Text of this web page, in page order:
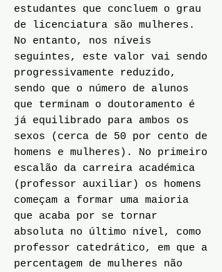
estudantes que concluem o grau
de licenciatura são mulheres.
No entanto, nos níveis
seguintes, este valor vai sendo
progressivamente reduzido,
sendo que o número de alunos
que terminam o doutoramento é
já equilibrado para ambos os
sexos (cerca de 50 por cento de
homens e mulheres). No primeiro
escalão da carreira académica
(professor auxiliar) os homens
começam a formar uma maioria
que acaba por se tornar
absoluta no último nível, como
professor catedrático, em que a
percentagem de mulheres não